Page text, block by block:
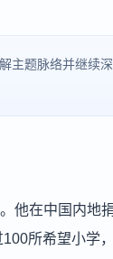
主题脉络并继续深
他在中国内地
所希望小学